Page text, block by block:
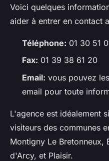
Voici quelques
aider à entrer en contact
Téléphone: 01 30 51
Fax: 01 39 38 61 20
Email: vous pouvez
email pour toute
L'agence est idéalement
visiteurs des communes
Montigny Le Bretonneux,
d'Arcy, et Plaisir.